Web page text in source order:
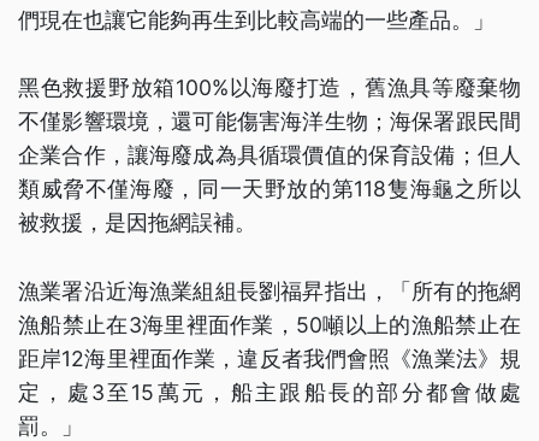
們現在也讓它能夠再生到比較高端的一些產品。」
黑色救援野放箱100%以海廢打造，舊漁具等廢棄物
不僅影響環境，還可能傷害海洋生物；海保署跟民間
企業合作，讓海廢成為具循環價值的保育設備；但人
類威脅不僅海廢，同一天野放的第118隻海龜之所以
被救援，是因拖網誤補。
漁業署沿近海漁業組組長劉福昇指出，「所有的拖網
漁船禁止在3海里裡面作業，50噸以上的漁船禁止在
距岸12海里裡面作業，違反者我們會照《漁業法》規
定，處3至15萬元，船主跟船長的部分都會做處
罰。」